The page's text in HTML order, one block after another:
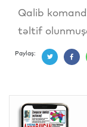
Qalib
təltif
Paylaş: